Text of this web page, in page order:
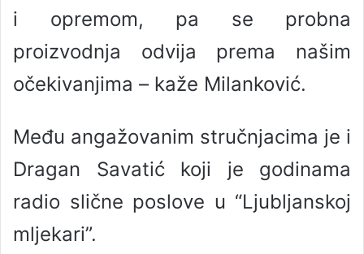
i opremom, pa se probna
proizvodnja odvija prema našim
očekivanjima – kaže Milanković.
Među angažovanim stručnjacima je i
Dragan Savatić koji je godinama
radio slične poslove u “Ljubljanskoj
mljekari”.